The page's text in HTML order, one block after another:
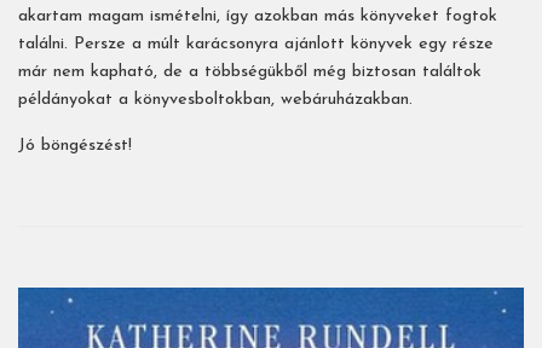
akartam magam ismételni, így azokban más könyveket fogtok
találni. Persze a múlt karácsonyra ajánlott könyvek egy része
már nem kapható, de a többségükből még biztosan találtok
példányokat a könyvesboltokban, webáruházakban.
Jó böngészést!